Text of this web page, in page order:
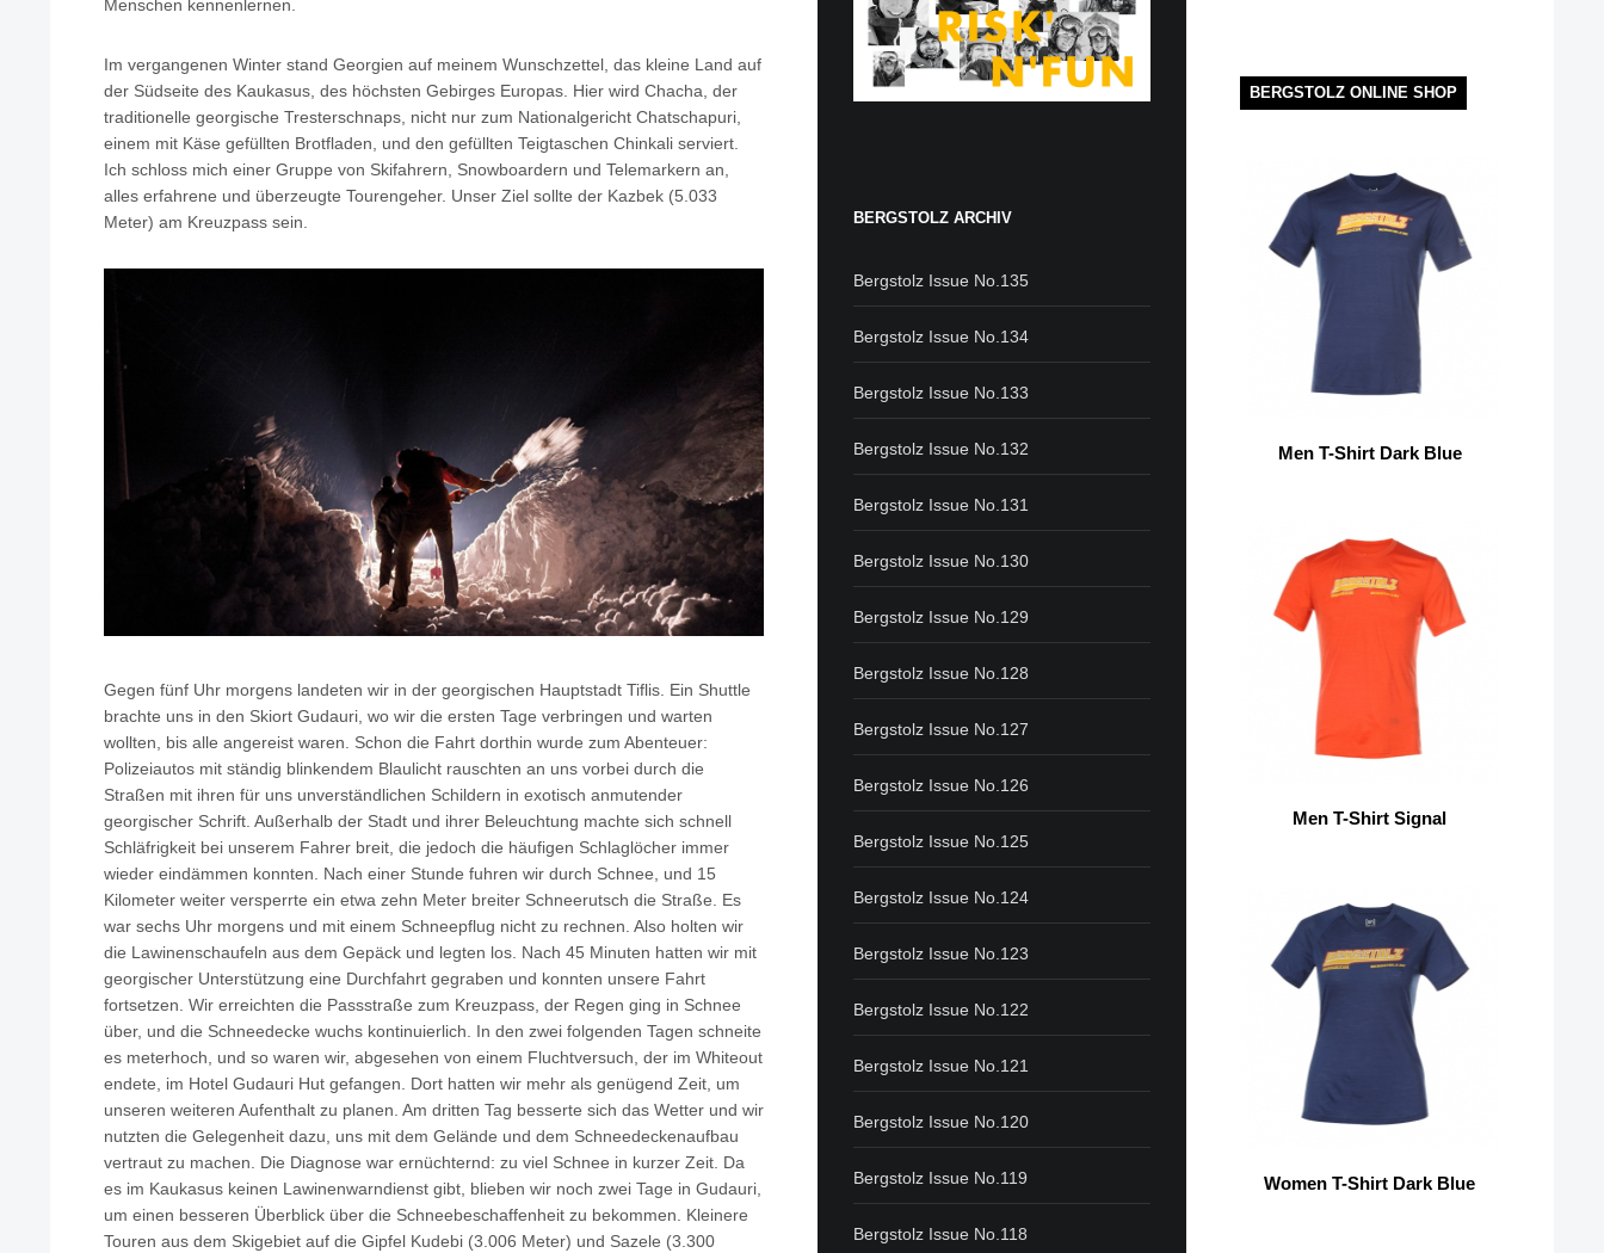
Menschen kennenlernen.
Im vergangenen Winter stand Georgien auf meinem Wunschzettel, das kleine Land auf
der Südseite des Kaukasus, des höchsten Gebirges Europas. Hier wird Chacha, der
traditionelle georgische Tresterschnaps, nicht nur zum Nationalgericht Chatschapuri,
einem mit Käse gefüllten Brotfladen, und den gefüllten Teigtaschen Chinkali serviert.
Ich schloss mich einer Gruppe von Skifahrern, Snowboardern und Telemarkern an,
alles erfahrene und überzeugte Tourengeher. Unser Ziel sollte der Kazbek (5.033
Meter) am Kreuzpass sein.
Gegen fünf Uhr morgens landeten wir in der georgischen Hauptstadt Tiflis. Ein Shuttle
brachte uns in den Skiort Gudauri, wo wir die ersten Tage verbringen und warten
wollten, bis alle angereist waren. Schon die Fahrt dorthin wurde zum Abenteuer:
Polizeiautos mit ständig blinkendem Blaulicht rauschten an uns vorbei durch die
Straßen mit ihren für uns unverständlichen Schildern in exotisch anmutender
georgischer Schrift. Außerhalb der Stadt und ihrer Beleuchtung machte sich schnell
Schläfrigkeit bei unserem Fahrer breit, die jedoch die häufigen Schlaglöcher immer
wieder eindämmen konnten. Nach einer Stunde fuhren wir durch Schnee, und 15
Kilometer weiter versperrte ein etwa zehn Meter breiter Schneerutsch die Straße. Es
war sechs Uhr morgens und mit einem Schneepflug nicht zu rechnen. Also holten wir
die Lawinenschaufeln aus dem Gepäck und legten los. Nach 45 Minuten hatten wir mit
georgischer Unterstützung eine Durchfahrt gegraben und konnten unsere Fahrt
fortsetzen. Wir erreichten die Passstraße zum Kreuzpass, der Regen ging in Schnee
über, und die Schneedecke wuchs kontinuierlich. In den zwei folgenden Tagen schneite
es meterhoch, und so waren wir, abgesehen von einem Fluchtversuch, der im Whiteout
endete, im Hotel Gudauri Hut gefangen. Dort hatten wir mehr als genügend Zeit, um
unseren weiteren Aufenthalt zu planen. Am dritten Tag besserte sich das Wetter und wir
nutzten die Gelegenheit dazu, uns mit dem Gelände und dem Schneedeckenaufbau
vertraut zu machen. Die Diagnose war ernüchternd: zu viel Schnee in kurzer Zeit. Da
es im Kaukasus keinen Lawinenwarndienst gibt, blieben wir noch zwei Tage in Gudauri,
um einen besseren Überblick über die Schneebeschaffenheit zu bekommen. Kleinere
Touren aus dem Skigebiet auf die Gipfel Kudebi (3.006 Meter) und Sazele (3.300
BERGSTOLZ ARCHIV
Bergstolz Issue No.135
Bergstolz Issue No.134
Bergstolz Issue No.133
Bergstolz Issue No.132
Bergstolz Issue No.131
Bergstolz Issue No.130
Bergstolz Issue No.129
Bergstolz Issue No.128
Bergstolz Issue No.127
Bergstolz Issue No.126
Bergstolz Issue No.125
Bergstolz Issue No.124
Bergstolz Issue No.123
Bergstolz Issue No.122
Bergstolz Issue No.121
Bergstolz Issue No.120
Bergstolz Issue No.119
Bergstolz Issue No.118
BERGSTOLZ ONLINE SHOP
Men T-Shirt Dark Blue
Men T-Shirt Signal
Women T-Shirt Dark Blue